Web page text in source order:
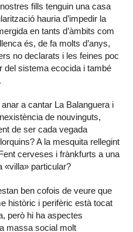
fills tenguin una casa
hauria d’impedir la
en tants d’àmbits com
és, de fa molts d’anys,
no declarats i les feines poc
del sistema ecocida i també
a cantar La Balanguera i
de nouvinguts,
de ser cada vegada
A la mesquita rellegint
cerveses i frànkfurts a una
«villa» particular?
ben cofois de veure que
històric i perifèric està tocat
però hi ha aspectes
massa social molt